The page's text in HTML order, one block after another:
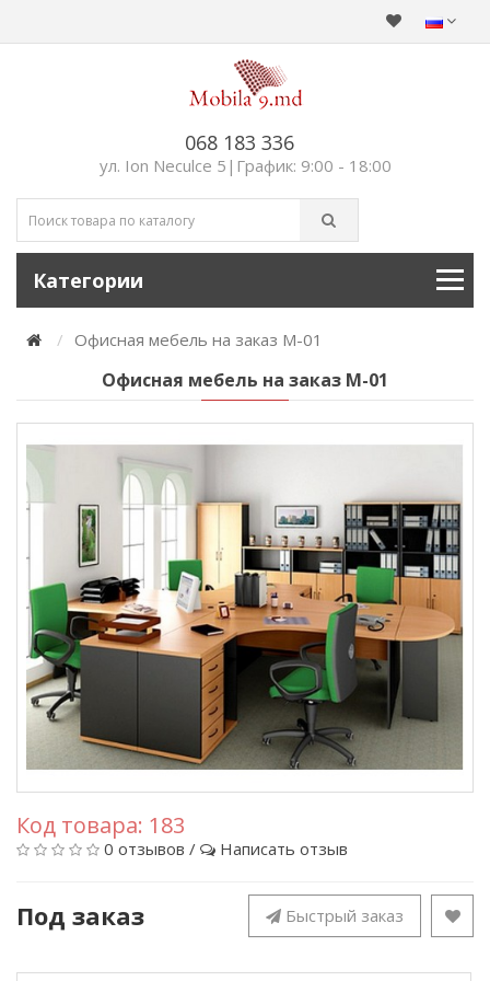
068 183 336
ул. Ion Neculce 5|График: 9:00 - 18:00
Категории
Офисная мебель на заказ М-01
Офисная мебель на заказ М-01
Код товара: 183
0 отзывов / Написать отзыв
Под заказ Быстрый заказ